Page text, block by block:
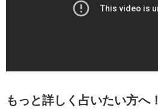
もっと詳しく占いたい方へ！